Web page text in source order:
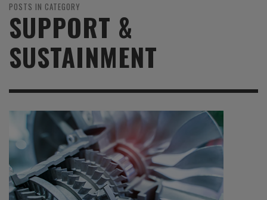
POSTS IN CATEGORY
SUPPORT &
SUSTAINMENT